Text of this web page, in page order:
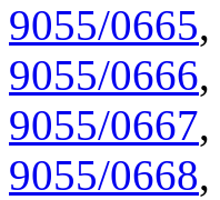
9055/0665,
9055/0666,
9055/0667,
9055/0668,